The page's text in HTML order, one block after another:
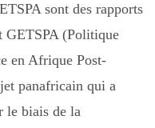
sont des rapports
GETSPA (Politique
en Afrique Post-
panafricain qui a
le biais de la